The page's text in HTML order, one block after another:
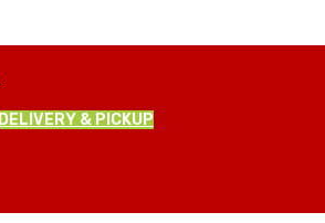
DELIVERY & PICKUP